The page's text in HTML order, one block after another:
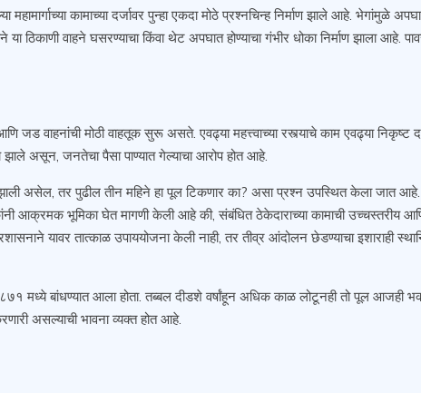
कामाच्या दर्जावर पुन्हा एकदा मोठे प्रश्नचिन्ह निर्माण झाले आहे. भेगांमुळे
ठिकाणी वाहने घसरण्याचा किंवा थेट अपघात होण्याचा गंभीर धोका निर्माण झाला आहे.
आणि जड वाहनांची मोठी वाहतूक सुरू असते. एवढ्या महत्त्वाच्या रस्त्याचे काम
असून, जनतेचा पैसा पाण्यात गेल्याचा आरोप होत आहे.
असेल, तर पुढील तीन महिने हा पूल टिकणार का? असा प्रश्न उपस्थित केला जात
आक्रमक भूमिका घेत मागणी केली आहे की, संबंधित ठेकेदाराच्या कामाची उच्चस्तरीय
यावर तात्काळ उपाययोजना केली नाही, तर तीव्र आंदोलन छेडण्याचा
मध्ये बांधण्यात आला होता. तब्बल दीडशे वर्षांहून अधिक काळ लोटूनही तो पूल आजही
असल्याची भावना व्यक्त होत आहे.